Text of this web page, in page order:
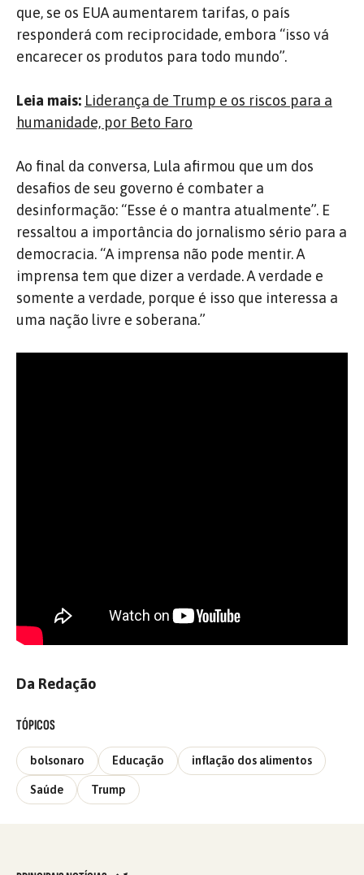
que, se os EUA aumentarem tarifas, o país
responderá com reciprocidade, embora “isso vá
encarecer os produtos para todo mundo”.
Leia mais: Liderança de Trump e os riscos para a
humanidade, por Beto Faro
Ao final da conversa, Lula afirmou que um dos
desafios de seu governo é combater a
desinformação: “Esse é o mantra atualmente”. E
ressaltou a importância do jornalismo sério para a
democracia. “A imprensa não pode mentir. A
imprensa tem que dizer a verdade. A verdade e
somente a verdade, porque é isso que interessa a
uma nação livre e soberana.”
Da Redação
TÓPICOS
bolsonaro Educação inflação dos alimentos
Saúde Trump